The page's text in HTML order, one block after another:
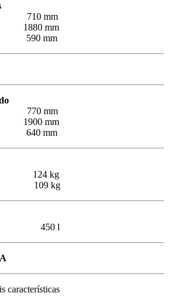
mm
mm
590 mm
mm
mm
640 mm
kg
kg
450 l
características